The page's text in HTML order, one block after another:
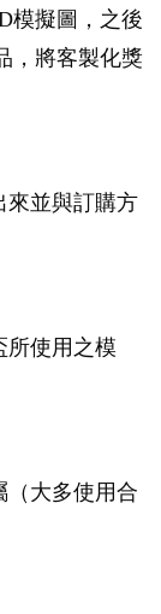
模擬圖，之後
，將客製化獎
來並與訂購方
所使用之模
（大多使用合